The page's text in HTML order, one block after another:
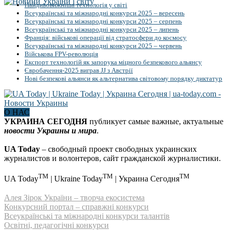
Найдивовижніша технологія у світі
Всеукраїнські та міжнародні конкурси 2025 – вересень
Всеукраїнські та міжнародні конкурси 2025 – серпень
Всеукраїнські та міжнародні конкурси 2025 – липень
Франція: військові операції від стратосфери до космосу
Всеукраїнські та міжнародні конкурси 2025 – червень
Військова FPV-революція
Експорт технологій як запорука міцного безпекового альянсу
Євробачення-2025 виграв JJ з Австрії
Нові безпекові альянси як альтернатива світовому порядку диктатур
О НАС
УКРАИНА СЕГОДНЯ публикует самые важные, актуальные
новости Украины и мира.
UA Today – свободный проект свободных украинских
журналистов и волонтеров, сайт гражданской журналистики.
UA TodayTM | Ukraine TodayTM | Украина СегодняTM
Алея Зірок України – творча екосистема
Конкурсний портал – справжні конкурси
Всеукраїнські та міжнародні конкурси талантів
Освітні, педагогічні конкурси